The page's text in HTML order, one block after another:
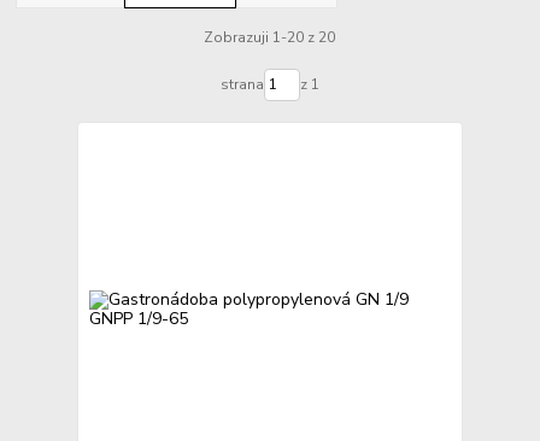
Zobrazuji 1-20 z 20
strana z 1